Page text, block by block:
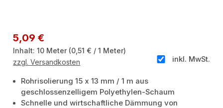
Regulärer Preis:
5,09 €
Inhalt:10 Meter (0,51 € / 1 Meter)
inkl. MwSt.
zzgl. Versandkosten
Rohrisolierung 15 x 13 mm / 1 m aus
geschlossenzelligem Polyethylen-Schaum
Schnelle und wirtschaftliche Dämmung von